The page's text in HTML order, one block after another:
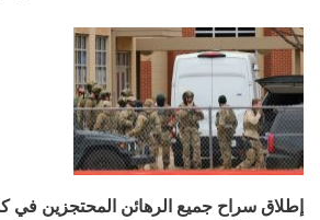
إطلاق سراح جميع الرهائن المحتجزين